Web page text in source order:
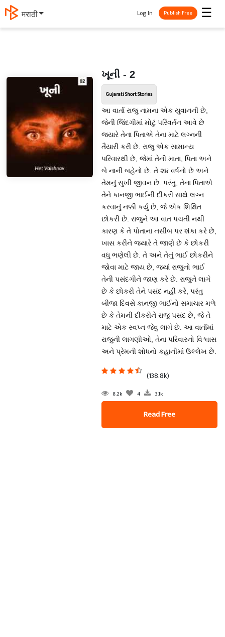
मराठी ☰
Log In Publish Free
ખૂની - 2
Gujarati Short Stories
આ વાર્તા રાજુ નામના એક યુવાનની છે,
જેની જિંદગીમાં મોટું પરિવર્તન આવે છે
જ્યારે તેના પિતાએ તેના માટે લગ્નની
તૈયારી કરી છે. રાજુ એક સામાન્ય
પરિવારથી છે, જેમાં તેની માતા, પિતા અને
બે નાની બહેનો છે. તે ૨૪ વર્ષનો છે અને
તેમનું સુખી જીવન છે. પરંતુ, તેના પિતાએ
તેને કાનજી ભાઈની દીકરી સાથે લગ્ન
કરવાનું નક્કી કર્યું છે, જે એક શિક્ષિત
છોકરી છે. રાજુને આ વાત પચતી નથી
કારણ કે તે પોતાના નસીબ પર શંકા કરે છે,
ખાસ કરીને જ્યારે તે જાણે છે કે છોકરી
વધુ ભણેલી છે. તે અને તેનું ભાઈ છોકરીને
જોવા માટે જાય છે, જ્યાં રાજુનો ભાઈ
તેની પસંદગીને જાણ કરે છે. રાજુને લાગે
છે કે છોકરી તેને પસંદ નહીં કરે, પરંતુ
બીજા દિવસે કાનજી ભાઈનો સમાચાર મળે
છે કે તેમની દીકરીને રાજુ પસંદ છે, જે તે
માટે એક સ્વપ્ન જેવુ લાગે છે. આ વાર્તામાં
રાજુની લાગણીઓ, તેના પરિવારનો વિશ્વાસ
અને પ્રેમની શોધનો કહાનીમાં ઉલ્લેખ છે.
(138.8k)
8.2k 4 3.1k
Read Free